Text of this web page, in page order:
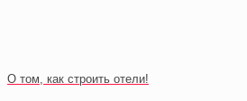
О том, как строить отели!